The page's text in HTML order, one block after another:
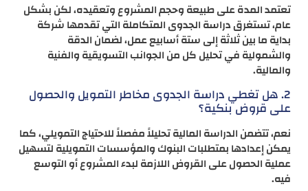
تعتمد المدة على طبيعة وحجم المشروع وتعقيده، لكن بشكل
عام، تستغرق دراسة الجدوى المتكاملة التي تقدمها شركة
بداية ما بين ثلاثة إلى ستة أسابيع عمل، لضمان الدقة
والشمولية في تحليل كل من الجوانب التسويقية والفنية
والمالية.
2. هل تغطي دراسة الجدوى مخاطر التمويل والحصول
على قروض بنكية؟
نعم، تتضمن الدراسة المالية تحليلاً مفصلاً للاحتياج التمويلي، كما
يمكن إعدادها بمتطلبات البنوك والمؤسسات التمويلية لتسهيل
عملية الحصول على القروض اللازمة لبدء المشروع أو التوسع
فيه.